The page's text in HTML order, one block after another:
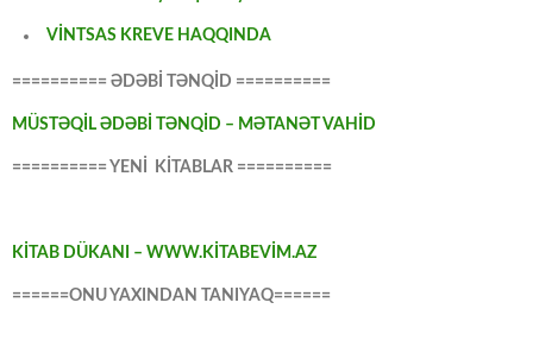
VİNTSAS KREVE HAQQINDA
========== ƏDƏBİ TƏNQİD ==========
MÜSTƏQİL ƏDƏBİ TƏNQİD – MƏTANƏT VAHİD
========== YENİ KİTABLAR ==========
KİTAB DÜKANI – WWW.KİTABEVİM.AZ
======ONU YAXINDAN TANIYAQ======